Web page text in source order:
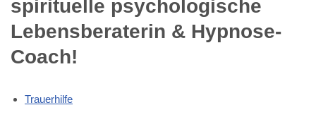
spirituelle psychologische
Lebensberaterin & Hypnose-
Coach!
Trauerhilfe